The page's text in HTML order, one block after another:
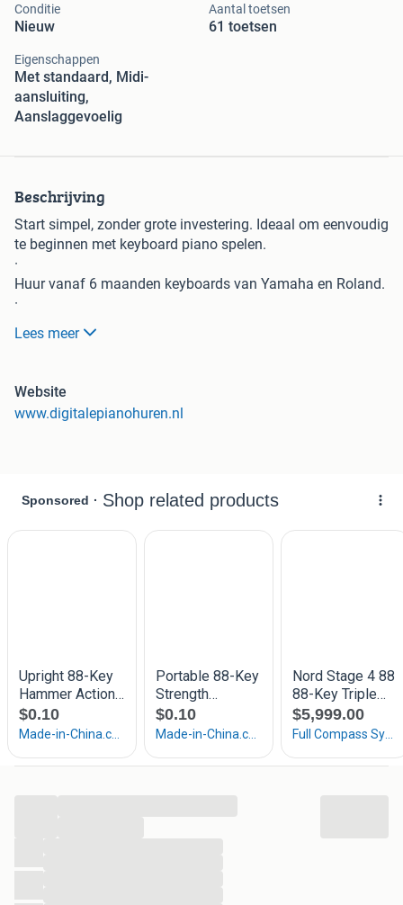
Conditie
Nieuw
Aantal toetsen
61 toetsen
Eigenschappen
Met standaard, Midi-
aansluiting,
Aanslaggevoelig
Beschrijving
Start simpel, zonder grote investering. Ideaal om eenvoudig
te beginnen met keyboard piano spelen.
·
Huur vanaf 6 maanden keyboards van Yamaha en Roland.
·
een paar dagen in huis. Bereken direct je huurprijs op onze
·
Onze huurvoordelen
Persoonlijke service
Uitsluitend A-merken
Lees meer
Website
www.digitalepianohuren.nl